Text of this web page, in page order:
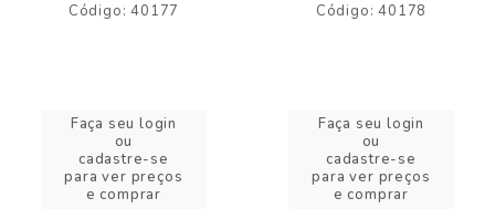
Código: 40177
Faça seu login
ou
cadastre-se
para ver preços
e comprar
Código: 40178
Faça seu login
ou
cadastre-se
para ver preços
e comprar